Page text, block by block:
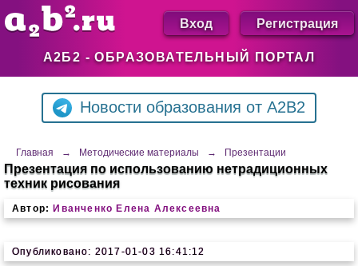
А2Б2 - ОБРАЗОВАТЕЛЬНЫЙ ПОРТАЛ
Вход Регистрация
Новости образования от A2B2
Главная → Методические материалы → Презентации
Презентация по использованию нетрадиционных
техник рисования
Автор: Иванченко Елена Алексеевна
Опубликовано: 2017-01-03 16:41:12